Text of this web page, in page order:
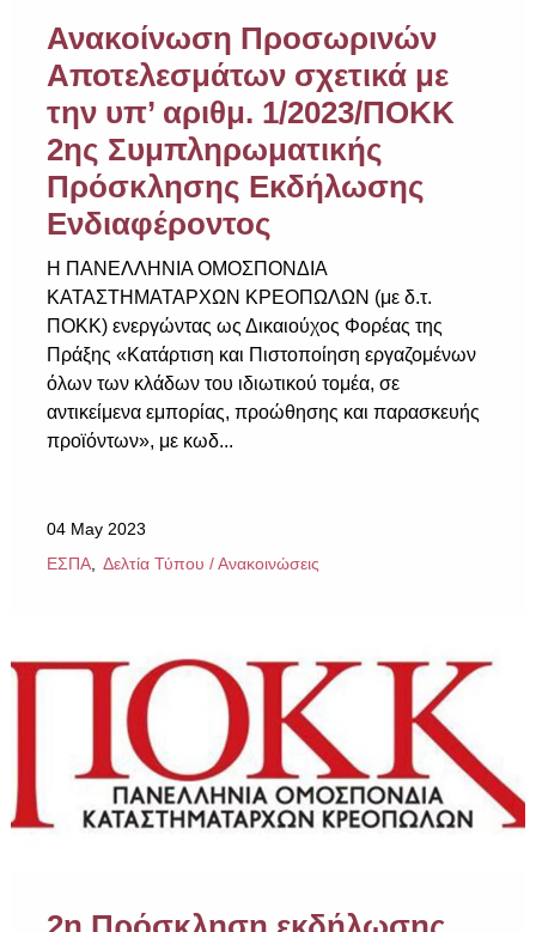
Ανακοίνωση Προσωρινών
Αποτελεσμάτων σχετικά με
την υπ’ αριθμ. 1/2023/ΠΟΚΚ
2ης Συμπληρωματικής
Πρόσκλησης Εκδήλωσης
Ενδιαφέροντος
Η ΠΑΝΕΛΛΗΝΙΑ ΟΜΟΣΠΟΝΔΙΑ
ΚΑΤΑΣΤΗΜΑΤΑΡΧΩΝ ΚΡΕΟΠΩΛΩΝ (με δ.τ.
ΠΟΚΚ) ενεργώντας ως Δικαιούχος Φορέας της
Πράξης «Κατάρτιση και Πιστοποίηση εργαζομένων
όλων των κλάδων του ιδιωτικού τομέα, σε
αντικείμενα εμπορίας, προώθησης και παρασκευής
προϊόντων», με κωδ...
04 May 2023
ΕΣΠΑ
Δελτία Τύπου / Ανακοινώσεις